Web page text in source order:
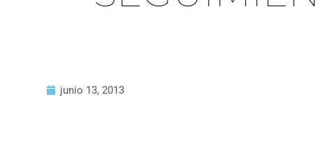
junio 13, 2013